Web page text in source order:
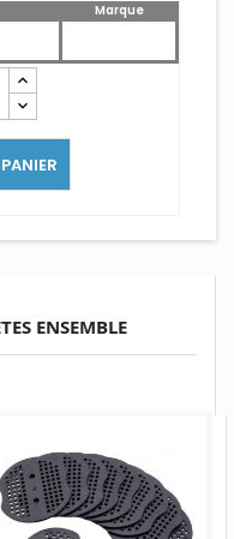
Marque
ENSEMBLE